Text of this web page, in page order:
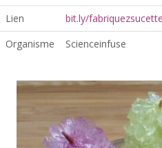
Lien
bit.ly/
Organisme
Scienceinfuse